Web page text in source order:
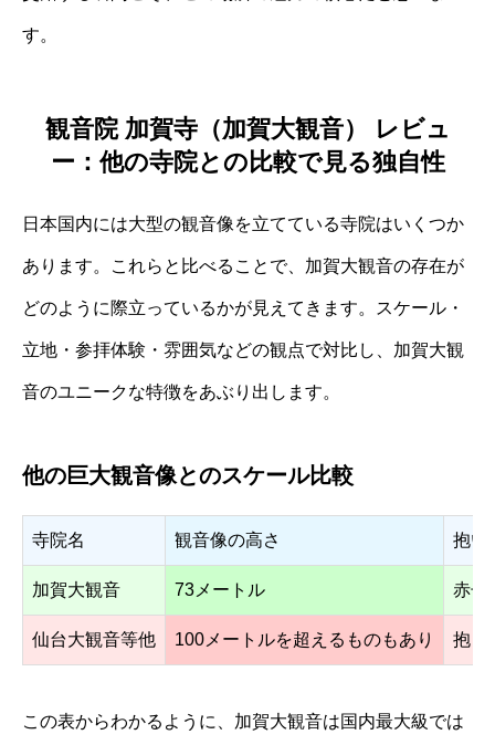
す。
観音院 加賀寺（加賀大観音） レビュ
ー：他の寺院との比較で見る独自性
日本国内には大型の観音像を立てている寺院はいくつか
あります。これらと比べることで、加賀大観音の存在が
どのように際立っているかが見えてきます。スケール・
立地・参拝体験・雰囲気などの観点で対比し、加賀大観
音のユニークな特徴をあぶり出します。
他の巨大観音像とのスケール比較
寺院名 観音像の高さ 抱い
加賀大観音 73メートル 赤子
仙台大観音等他 100メートルを超えるものもあり 抱く
この表からわかるように、加賀大観音は国内最大級では